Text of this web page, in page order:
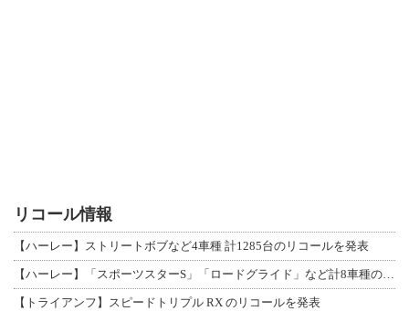
リコール情報
【ハーレー】ストリートボブなど4車種 計1285台のリコールを発表
【ハーレー】「スポーツスターS」「ロードグライド」など計8車種のリコールを発表
【トライアンフ】スピードトリプル RX のリコールを発表